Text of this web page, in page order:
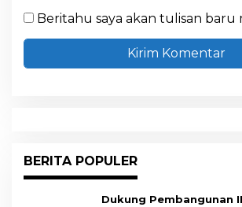
Beritahu saya akan tulisan baru
BERITA POPULER
Dukung Pembangunan